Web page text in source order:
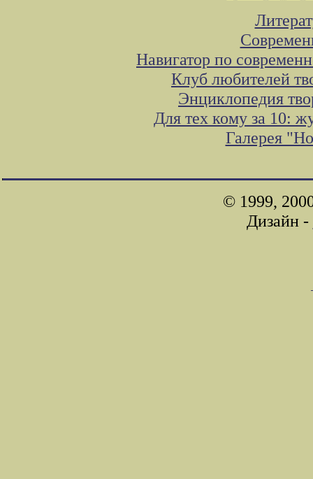
Навигатор по
Клуб любителей
Энциклопедия
Для тех кому за 10:
Галерея
© 1999,
Дизайн -